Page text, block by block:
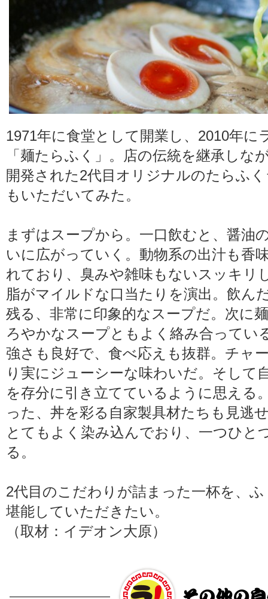
1971年に食堂として開業し、2010年に
「麺たらふく」。店の伝統を継承しな
開発された2代目オリジナルのたらふ
もいただいてみた。
まずはスープから。一口飲むと、醤油
いに広がっていく。動物系の出汁も香
れており、臭みや雑味もないスッキリ
脂がマイルドな口当たりを演出。飲ん
残る、非常に印象的なスープだ。次に
ろやかなスープともよく絡み合ってい
強さも良好で、食べ応えも抜群。チャ
り実にジューシーな味わいだ。そして
を存分に引き立てているように思える
った、丼を彩る自家製具材たちも見逃
とてもよく染み込んでおり、一つひと
る。
2代目のこだわりが詰まった一杯を、
堪能していただきたい。
（取材：イデオン大原）